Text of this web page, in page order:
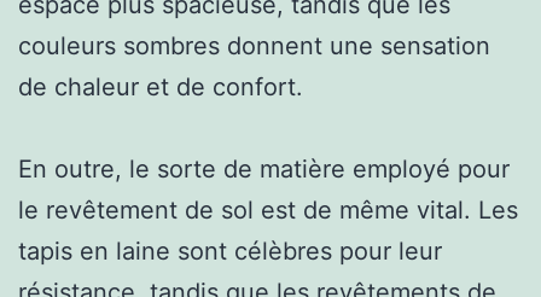
couleurs sombres donnent une sensation
de chaleur et de confort.
En outre, le sorte de matière employé pour
le revêtement de sol est de même vital. Les
tapis en laine sont célèbres pour leur